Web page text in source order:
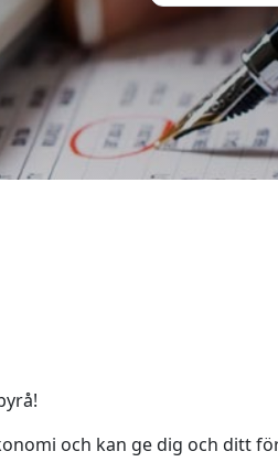
och kan ge dig och ditt